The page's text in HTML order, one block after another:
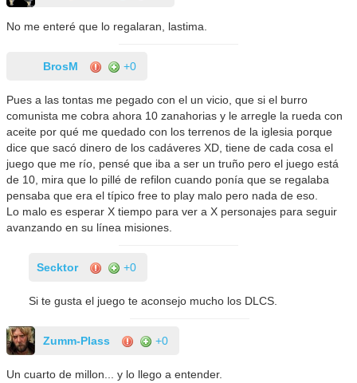
No me enteré que lo regalaran, lastima.
BrosM +0
Pues a las tontas me pegado con el un vicio, que si el burro
comunista me cobra ahora 10 zanahorias y le arregle la rueda con
aceite por qué me quedado con los terrenos de la iglesia porque
dice que sacó dinero de los cadáveres XD, tiene de cada cosa el
juego que me río, pensé que iba a ser un truño pero el juego está
de 10, mira que lo pillé de refilon cuando ponía que se regalaba
pensaba que era el típico free to play malo pero nada de eso.
Lo malo es esperar X tiempo para ver a X personajes para seguir
avanzando en su línea misiones.
Secktor +0
Si te gusta el juego te aconsejo mucho los DLCS.
Zumm-Plass +0
Un cuarto de millon... y lo llego a entender.